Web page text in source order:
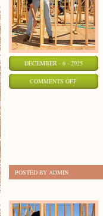
DECEMBER - 6 - 2025
COMMENTS OFFON
POSTED BY ADMIN